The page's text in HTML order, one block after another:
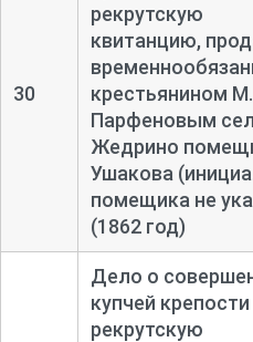
30
рекрутскую
квитанцию,
крестьянином М.
Парфеновым
Жедрино
Ушакова
помещика не
(1862 год)
Дело о
купчей крепости
рекрутскую